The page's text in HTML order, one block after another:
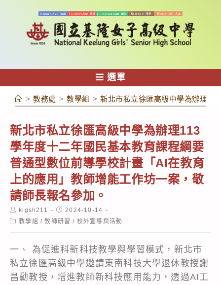
容
選單
> 教務處 > 教學組 > 新北市私立徐匯高級中學為辦理
新北市私立徐匯高級中學為辦理113
學年度十二年國民基本教育課程綱要
普通型數位前導學校計畫「AI在教育
上的應用」教師增能工作坊一案，敬
請師長報名參加。
Post
author:
klgsh211
Post
published:
2024-10-14
Post教學組 / 教師研習 / 校外宣導與活動
一、 為促進科新科技教學與學習模式，新北市
私立徐匯高級中學邀請東南科技大學退休教授謝
昌勳教授，增進教師新科技應用能力，透過AI工